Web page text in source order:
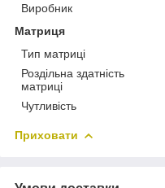
Виробник
Матриця
Тип матриці
Роздільна здатність
матриці
Чутливість
Приховати